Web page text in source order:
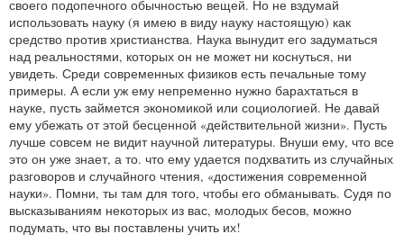
своего подопечного обычностью вещей. Но не вздумай
использовать науку (я имею в виду науку настоящую) как
средство против христианства. Наука вынудит его задуматься
над реальностями, которых он не может ни коснуться, ни
увидеть. Среди современных физиков есть печальные тому
примеры. А если уж ему непременно нужно барахтаться в
науке, пусть займется экономикой или социологией. Не давай
ему убежать от этой бесценной «действительной жизни». Пусть
лучше совсем не видит научной литературы. Внуши ему, что все
это он уже знает, а то. что ему удается подхватить из случайных
разговоров и случайного чтения, «достижения современной
науки». Помни, ты там для того, чтобы его обманывать. Судя по
высказываниям некоторых из вас, молодых бесов, можно
подумать, что вы поставлены учить их!